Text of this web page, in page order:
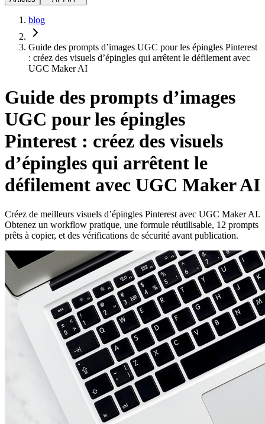
blog
Guide des prompts d’images UGC pour les épingles Pinterest
: créez des visuels d’épingles qui arrêtent le défilement avec
UGC Maker AI
Guide des prompts d’images
UGC pour les épingles
Pinterest : créez des visuels
d’épingles qui arrêtent le
défilement avec UGC Maker AI
Créez de meilleurs visuels d’épingles Pinterest avec UGC Maker AI.
Obtenez un workflow pratique, une formule réutilisable, 12 prompts
prêts à copier, et des vérifications de sécurité avant publication.